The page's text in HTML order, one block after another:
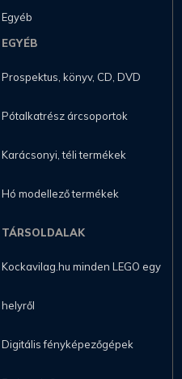
Egyéb
EGYÉB
Prospektus, könyv, CD, DVD
Pótalkatrész árcsoportok
Karácsonyi, téli termékek
Hó modellező termékek
TÁRSOLDALAK
Kockavilag.hu minden LEGO egy
helyről
Digitális fényképezőgépek